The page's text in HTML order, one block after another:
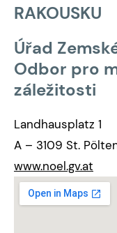
RAKOUSKU
Úřad
Odbor pro
záležitosti
Landhausplatz 1
A – 3109 St.
www.noel.gv.at